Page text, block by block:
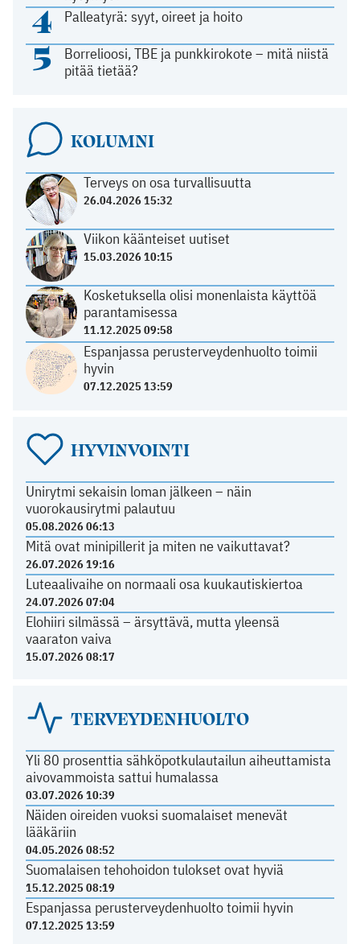
4 Palleatyrä: syyt, oireet ja hoito
5
Borrelioosi, TBE ja punkkirokote – mitä niistä
pitää tietää?
KOLUMNI
Terveys on osa turvallisuutta
26.04.2026 15:32
Viikon käänteiset uutiset
15.03.2026 10:15
Kosketuksella olisi monenlaista käyttöä
parantamisessa
11.12.2025 09:58
Espanjassa perusterveydenhuolto toimii
hyvin
07.12.2025 13:59
HYVINVOINTI
Unirytmi sekaisin loman jälkeen – näin
vuorokausirytmi palautuu
05.08.2026 06:13
Mitä ovat minipillerit ja miten ne vaikuttavat?
26.07.2026 19:16
Luteaalivaihe on normaali osa kuukautiskiertoa
24.07.2026 07:04
Elohiiri silmässä – ärsyttävä, mutta yleensä
vaaraton vaiva
15.07.2026 08:17
TERVEYDENHUOLTO
Yli 80 prosenttia sähköpotkulautailun aiheuttamista
aivovammoista sattui humalassa
03.07.2026 10:39
Näiden oireiden vuoksi suomalaiset menevät
lääkäriin
04.05.2026 08:52
Suomalaisen tehohoidon tulokset ovat hyviä
15.12.2025 08:19
Espanjassa perusterveydenhuolto toimii hyvin
07.12.2025 13:59